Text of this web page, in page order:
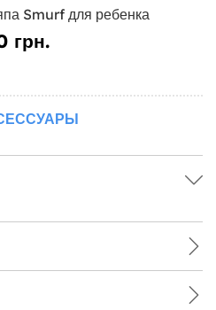
Smurf для ребенка
грн.